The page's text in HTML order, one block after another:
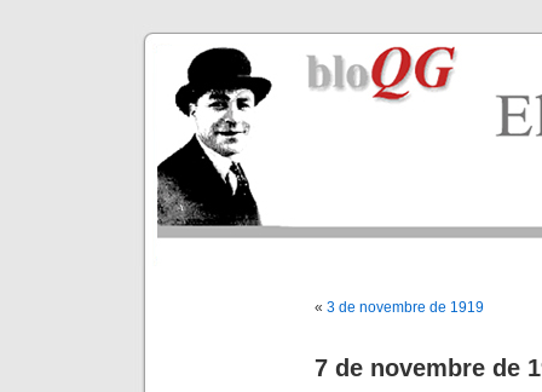
« 3 de novembre de 1919
7 de novembre de